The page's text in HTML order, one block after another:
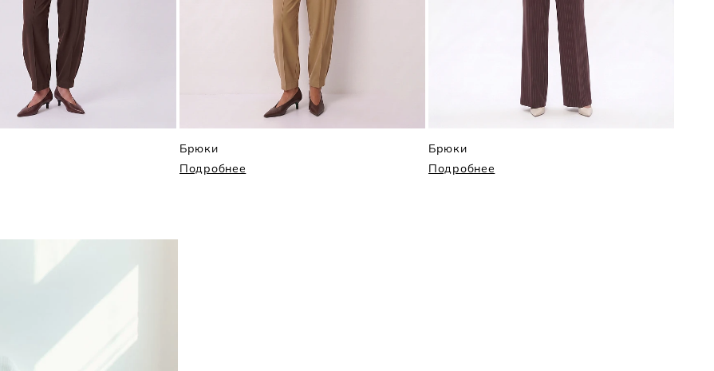
Брюки
Подробнее
Брюки
Подробнее